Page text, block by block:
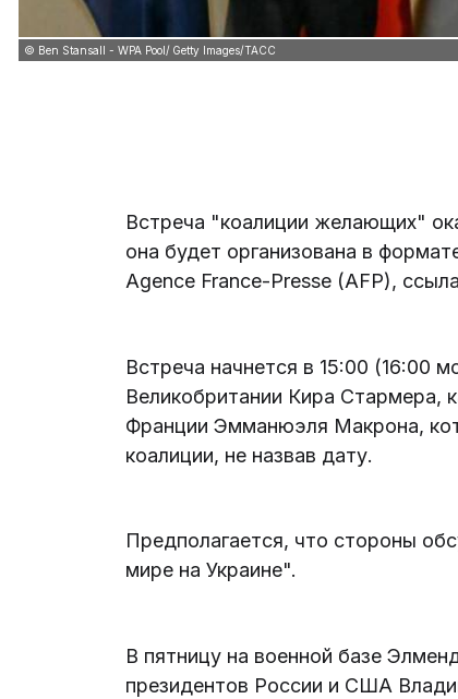
© Ben Stansall - WPA Pool/ Getty Images/ТАСС
Встреча "коалиции желающих"
она будет организована в
Agence France-Presse (AFP),
Встреча начнется в 15:00 (16:00
Великобритании Кира Стармера,
Франции Эмманюэля Макрона,
коалиции, не назвав дату.
Предполагается, что стороны
мире на Украине".
В пятницу на военной базе
президентов России и США